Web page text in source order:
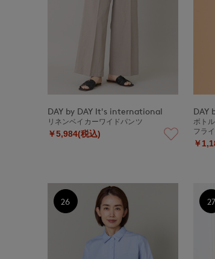
DAY by DAY It's international
リネンベイカーワイドパンツ
￥5,984(税込)
DAY
ボト
フライ
￥
26 27